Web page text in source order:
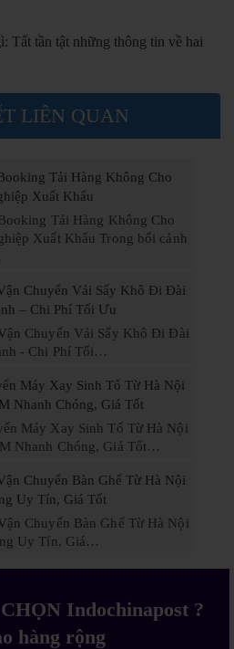
Tất tần tật những thông tin về hai
LIÊN QUAN
Tải Hàng Không Cho
Xuất Khẩu
Tải Hàng Không Cho
Xuất Khẩu Trong bối cảnh
Chuyển Vải Sấy Khô Đi Đài
– Chi Phí Tối Ưu
Chuyển Vải Sấy Khô Đi Đài
- Chi Phí Tối…
Máy Xay Sinh Tố Từ Hà Nội
Nhanh Chóng, Giá Tốt
Máy Xay Sinh Tố Từ Hà Nội
Nhanh Chóng, Giá Tốt…
Chuyển Bàn Ghế Từ Hà Nội
Uy Tín, Giá Tốt
Chuyển Bàn Ghế Từ Hà Nội
Uy Tín, Giá…
Indochinapost ?
hàng rộng